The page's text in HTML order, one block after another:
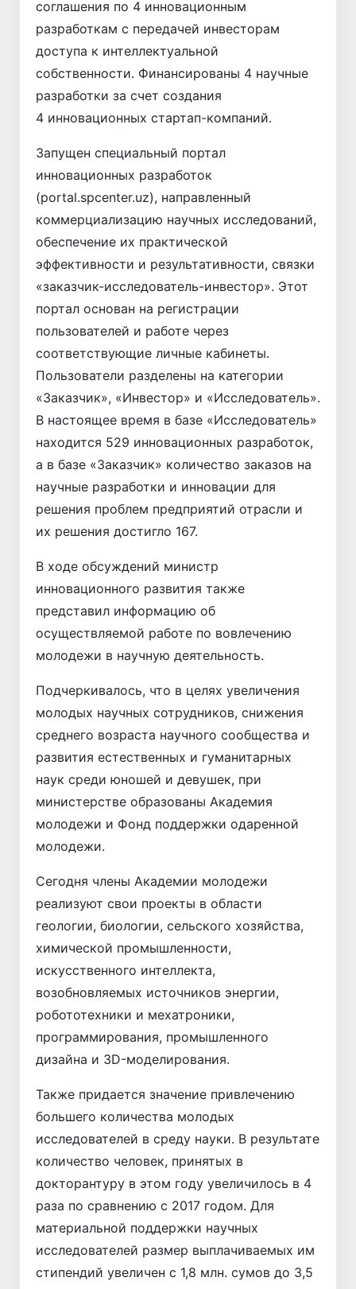
соглашения по 4 инновационным
разработкам с передачей инвесторам
доступа к интеллектуальной
собственности. Финансированы 4 научные
разработки за счет создания
4 инновационных стартап-компаний.
Запущен специальный портал
инновационных разработок
(portal.spcenter.uz), направленный
коммерциализацию научных исследований,
обеспечение их практической
эффективности и результативности, связки
«заказчик-исследователь-инвестор». Этот
портал основан на регистрации
пользователей и работе через
соответствующие личные кабинеты.
Пользователи разделены на категории
«Заказчик», «Инвестор» и «Исследователь».
В настоящее время в базе «Исследователь»
находится 529 инновационных разработок,
а в базе «Заказчик» количество заказов на
научные разработки и инновации для
решения проблем предприятий отрасли и
их решения достигло 167.
В ходе обсуждений министр
инновационного развития также
представил информацию об
осуществляемой работе по вовлечению
молодежи в научную деятельность.
Подчеркивалось, что в целях увеличения
молодых научных сотрудников, снижения
среднего возраста научного сообщества и
развития естественных и гуманитарных
наук среди юношей и девушек, при
министерстве образованы Академия
молодежи и Фонд поддержки одаренной
молодежи.
Сегодня члены Академии молодежи
реализуют свои проекты в области
геологии, биологии, сельского хозяйства,
химической промышленности,
искусственного интеллекта,
возобновляемых источников энергии,
робототехники и мехатроники,
программирования, промышленного
дизайна и 3D-моделирования.
Также придается значение привлечению
большего количества молодых
исследователей в среду науки. В результате
количество человек, принятых в
докторантуру в этом году увеличилось в 4
раза по сравнению с 2017 годом. Для
материальной поддержки научных
исследователей размер выплачиваемых им
стипендий увеличен с 1,8 млн. сумов до 3,5